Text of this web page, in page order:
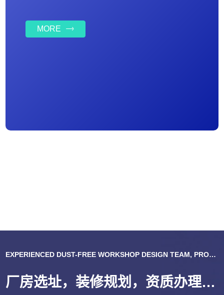
分公司。 公司为发展需要，设立六大部门：业务
MORE
EXPERIENCED DUST-FREE WORKSHOP DESIGN TEAM, PROFESSIONAL AND PERSONALIZED DESIGN.
厂房选址，装修规划，资质办理，FDA认证，GMP认证，清真认证